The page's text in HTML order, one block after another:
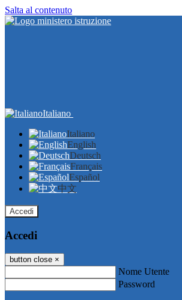
Salta al contenuto
Italiano
Italiano
English
Deutsch
Français
Español
中文
Accedi
Accedi
button close ×
Nome Utente
Password